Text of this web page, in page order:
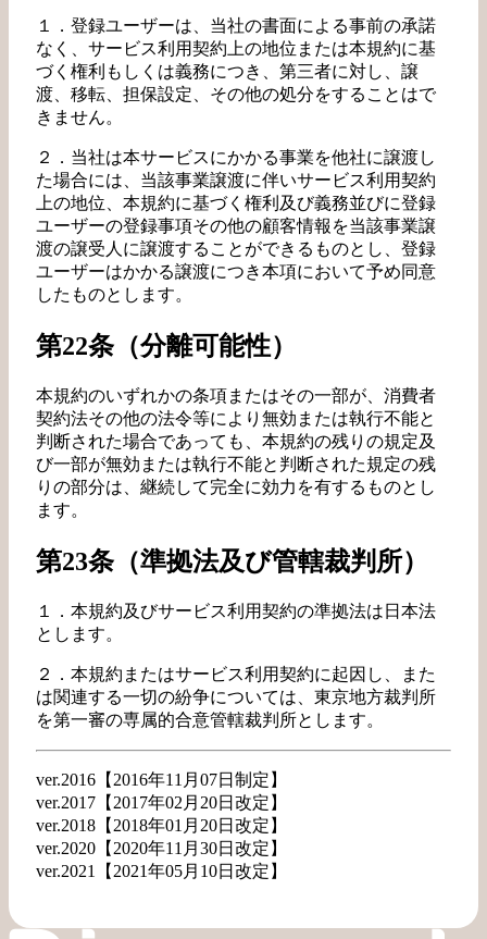
１．登録ユーザーは、当社の書面による事前の承諾
なく、サービス利用契約上の地位または本規約に基
づく権利もしくは義務につき、第三者に対し、譲
渡、移転、担保設定、その他の処分をすることはで
きません。
２．当社は本サービスにかかる事業を他社に譲渡し
た場合には、当該事業譲渡に伴いサービス利用契約
上の地位、本規約に基づく権利及び義務並びに登録
ユーザーの登録事項その他の顧客情報を当該事業譲
渡の譲受人に譲渡することができるものとし、登録
ユーザーはかかる譲渡につき本項において予め同意
したものとします。
第22条（分離可能性）
本規約のいずれかの条項またはその一部が、消費者
契約法その他の法令等により無効または執行不能と
判断された場合であっても、本規約の残りの規定及
び一部が無効または執行不能と判断された規定の残
りの部分は、継続して完全に効力を有するものとし
ます。
第23条（準拠法及び管轄裁判所）
１．本規約及びサービス利用契約の準拠法は日本法
とします。
２．本規約またはサービス利用契約に起因し、また
は関連する一切の紛争については、東京地方裁判所
を第一審の専属的合意管轄裁判所とします。
ver.2016【2016年11月07日制定】
ver.2017【2017年02月20日改定】
ver.2018【2018年01月20日改定】
ver.2020【2020年11月30日改定】
ver.2021【2021年05月10日改定】